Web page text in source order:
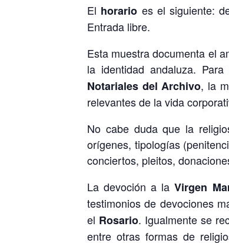
El horario es el siguiente:
Entrada libre.
Esta muestra documenta el
la identidad andaluza.
Notariales del Archivo, la
relevantes de la vida
No cabe duda que la
orígenes, tipologías
conciertos, pleitos,
La devoción a la Virgen
testimonios de devociones
el Rosario. Igualmente se
entre otras formas de